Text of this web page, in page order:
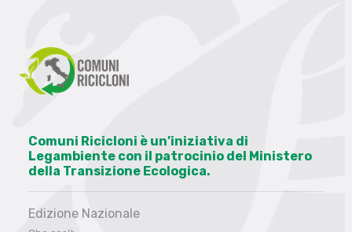
Comuni Ricicloni è un’iniziativa di
Legambiente con il patrocinio del Ministero
della Transizione Ecologica.
Edizione Nazionale